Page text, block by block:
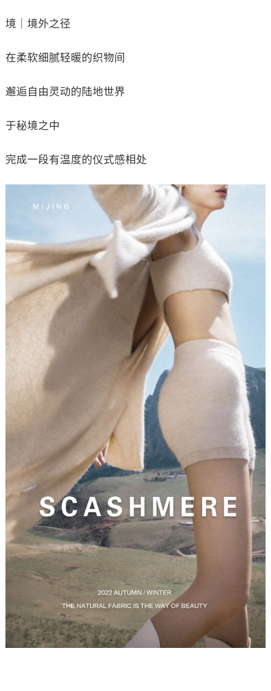
境｜境外之径
在柔软细腻轻暖的织物间
邂逅自由灵动的陆地世界
于秘境之中
完成一段有温度的仪式感相处